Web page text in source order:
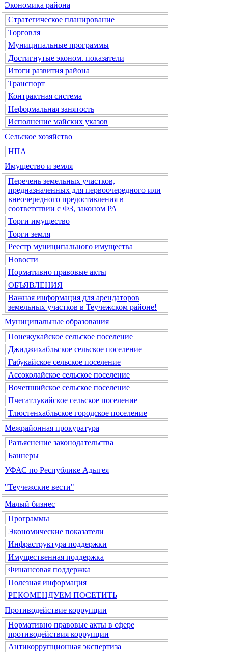
Экономика района
Стратегическое планирование
Торговля
Муниципальные программы
Достигнутые эконом. показатели
Итоги развития района
Транспорт
Контрактная система
Неформальная занятость
Исполнение майских указов
Сельское хозяйство
НПА
Имущество и земля
Перечень земельных участков,
предназначенных для первоочередного или
внеочередного предоставления в
соответствии с ФЗ, законом РА
Торги имущество
Торги земля
Реестр муниципального имущества
Новости
Нормативно правовые акты
ОБЪЯВЛЕНИЯ
Важная информация для арендаторов
земельных участков в Теучежском районе!
Муниципальные образования
Понежукайское сельское поселение
Джиджихабльское сельское поселение
Габукайское сельское поселение
Ассоколайское сельское поселение
Вочепшийское сельское поселение
Пчегатлукайское сельское поселение
Тлюстенхабльское городское поселение
Межрайонная прокуратура
Разъяснение законодательства
Баннеры
УФАС по Республике Адыгея
"Теучежские вести"
Малый бизнес
Программы
Экономические показатели
Инфраструктура поддержки
Имущественная поддержка
Финансовая поддержка
Полезная информация
РЕКОМЕНДУЕМ ПОСЕТИТЬ
Противодействие коррупции
Нормативно правовые акты в сфере
противодействия коррупции
Антикоррупционная экспертиза